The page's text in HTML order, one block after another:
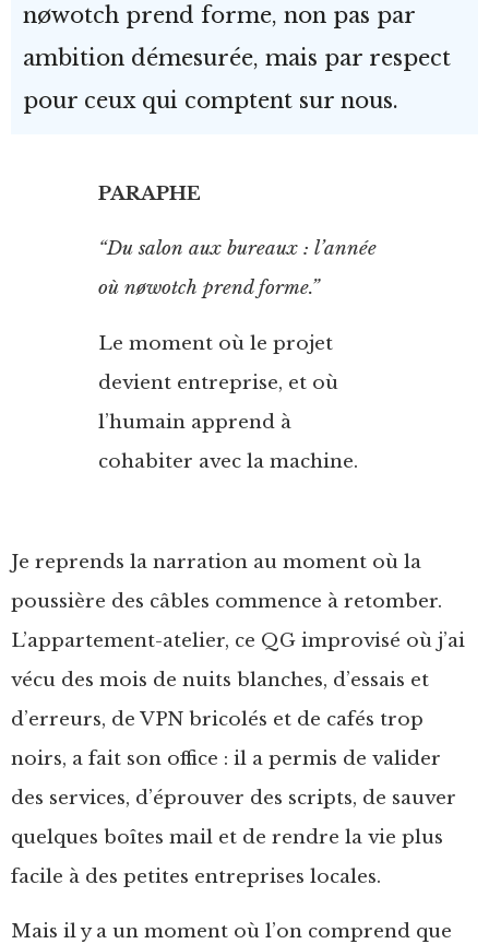
nøwotch prend forme, non pas par
ambition démesurée, mais par respect
pour ceux qui comptent sur nous.
PARAPHE
“Du salon aux bureaux : l’année
où nøwotch prend forme.”
Le moment où le projet
devient entreprise, et où
l’humain apprend à
cohabiter avec la machine.
Je reprends la narration au moment où la
poussière des câbles commence à retomber.
L’appartement-atelier, ce QG improvisé où j’ai
vécu des mois de nuits blanches, d’essais et
d’erreurs, de VPN bricolés et de cafés trop
noirs, a fait son office : il a permis de valider
des services, d’éprouver des scripts, de sauver
quelques boîtes mail et de rendre la vie plus
facile à des petites entreprises locales.
Mais il y a un moment où l’on comprend que